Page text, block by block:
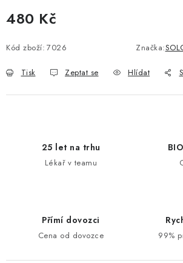
480 Kč
Kód zboží: 7026 Značka:
Tisk Zeptat se Hlídat
25 let na trhu
Lékař v teamu
Přímí dovozci
Cena od dovozce 99%